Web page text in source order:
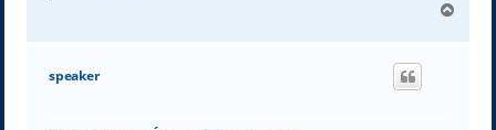
g
speaker